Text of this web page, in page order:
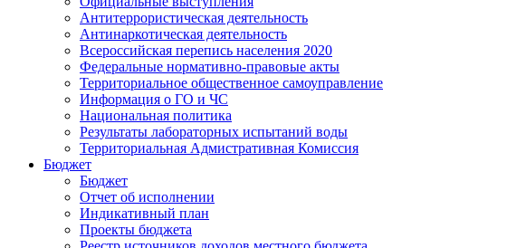
Антитеррористическая деятельность
Антинаркотическая деятельность
Всероссийская перепись населения 2020
Федеральные нормативно-правовые акты
Территориальное общественное самоуправление
Информация о ГО и ЧС
Национальная политика
Результаты лабораторных испытаний воды
Территориальная Адмистративная Комиссия
Бюджет
Бюджет
Отчет об исполнении
Индикативный план
Проекты бюджета